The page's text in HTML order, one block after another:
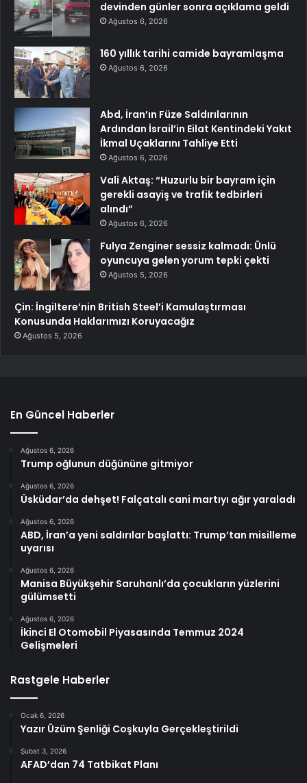
devinden günler sonra açıklama geldi
Ağustos 6, 2026
160 yıllık tarihi camide bayramlaşma
Ağustos 6, 2026
Abd, İran’ın Füze Saldırılarının
Ardından İsrail’in Eilat Kentindeki Yakıt
İkmal Uçaklarını Tahliye Etti
Ağustos 6, 2026
Vali Aktaş: “Huzurlu bir bayram için
gerekli asayiş ve trafik tedbirleri
alındı”
Ağustos 6, 2026
Fulya Zenginer sessiz kalmadı: Ünlü
oyuncuya gelen yorum tepki çekti
Ağustos 5, 2026
Çin: İngiltere’nin British Steel’i Kamulaştırması
Konusunda Haklarımızı Koruyacağız
Ağustos 5, 2026
En Güncel Haberler
Ağustos 6, 2026
Trump oğlunun düğününe gitmiyor
Ağustos 6, 2026
Üsküdar’da dehşet! Falçatalı cani martıyı ağır yaraladı
Ağustos 6, 2026
ABD, İran’a yeni saldırılar başlattı: Trump’tan misilleme
uyarısı
Ağustos 6, 2026
Manisa Büyükşehir Saruhanlı’da çocukların yüzlerini
gülümsetti
Ağustos 6, 2026
İkinci El Otomobil Piyasasında Temmuz 2024
Gelişmeleri
Rastgele Haberler
Ocak 6, 2026
Yazır Üzüm Şenliği Coşkuyla Gerçekleştirildi
Şubat 3, 2026
AFAD’dan 74 Tatbikat Planı